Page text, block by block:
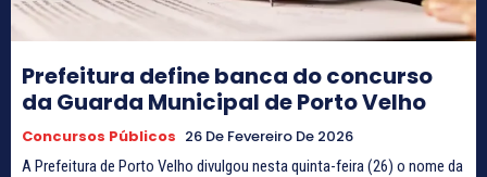
Prefeitura define banca do concurso
da Guarda Municipal de Porto Velho
Concursos Públicos 26 De Fevereiro De 2026
A Prefeitura de Porto Velho divulgou nesta quinta-feira (26) o nome da